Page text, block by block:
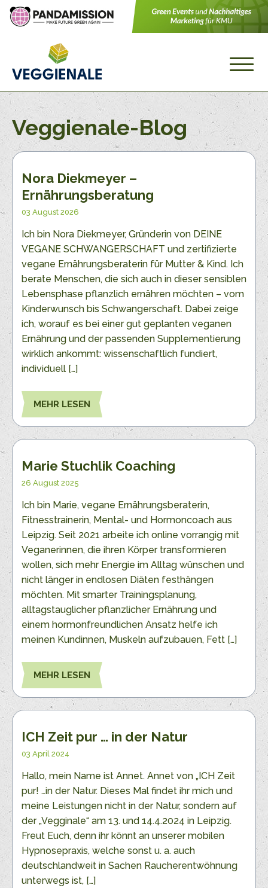
Veggienale-Blog
Nora Diekmeyer –
Ernährungsberatung
03 August 2026
Ich bin Nora Diekmeyer, Gründerin von DEINE
VEGANE SCHWANGERSCHAFT und zertifizierte
vegane Ernährungsberaterin für Mutter & Kind. Ich
berate Menschen, die sich auch in dieser sensiblen
Lebensphase pflanzlich ernähren möchten – vom
Kinderwunsch bis Schwangerschaft. Dabei zeige
ich, worauf es bei einer gut geplanten veganen
Ernährung und der passenden Supplementierung
wirklich ankommt: wissenschaftlich fundiert,
individuell […]
MEHR LESEN
Marie Stuchlik Coaching
26 August 2025
Ich bin Marie, vegane Ernährungsberaterin,
Fitnesstrainerin, Mental- und Hormoncoach aus
Leipzig. Seit 2021 arbeite ich online vorrangig mit
Veganerinnen, die ihren Körper transformieren
wollen, sich mehr Energie im Alltag wünschen und
nicht länger in endlosen Diäten festhängen
möchten. Mit smarter Trainingsplanung,
alltagstauglicher pflanzlicher Ernährung und
einem hormonfreundlichen Ansatz helfe ich
meinen Kundinnen, Muskeln aufzubauen, Fett […]
MEHR LESEN
ICH Zeit pur … in der Natur
03 April 2024
Hallo, mein Name ist Annet. Annet von „ICH Zeit
pur! …in der Natur. Dieses Mal findet ihr mich und
meine Leistungen nicht in der Natur, sondern auf
der „Vegginale“ am 13. und 14.4.2024 in Leipzig.
Freut Euch, denn ihr könnt an unserer mobilen
Hypnosepraxis, welche sonst u. a. auch
deutschlandweit in Sachen Raucherentwöhnung
unterwegs ist, […]